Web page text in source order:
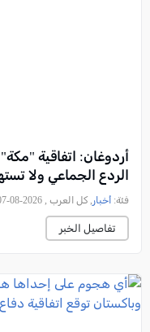
أردوغان: اتفاقية
الردع الجماعي ولا
فئة: أخبار , كل العرب , 2026-08-07 17:53:07
تفاصيل الخبر